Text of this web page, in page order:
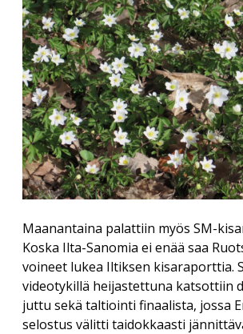
Maanantaina palattiin myös SM-
Koska Ilta-Sanomia ei enää saa
voineet lukea Iltiksen kisaraporttia.
videotykillä heijastettuna katsottiin
juttu sekä taltiointi finaalista, jossa
selostus välitti taidokkaasti